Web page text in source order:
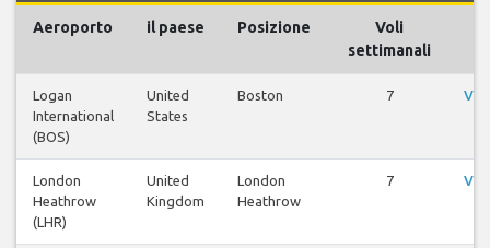
Aeroporto il paese Posizione
Voli
settimanali
Logan
International
(BOS)
United
States
Boston 7
London
Heathrow
(LHR)
United
Kingdom
London
Heathrow
7